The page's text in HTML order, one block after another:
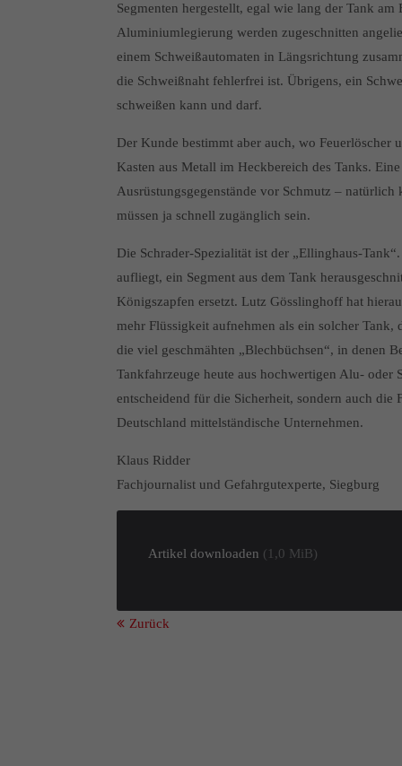
Segmenten hergestellt, egal wie lang der Tank
Aluminiumlegierung werden zugeschnitten
einem Schweißautomaten in Längsrichtung
die Schweißnaht fehlerfrei ist. Übrigens, ein
schweißen kann und darf.
Der Kunde bestimmt aber auch, wo Feuerlöscher
Kasten aus Metall im Heckbereich des Tanks.
Ausrüstungsgegenstände vor Schmutz –
müssen ja schnell zugänglich sein.
Die Schrader-Spezialität ist der „Ellinghaus-
aufliegt, ein Segment aus dem Tank
Königszapfen ersetzt. Lutz Gösslinghoff hat
mehr Flüssigkeit aufnehmen als ein solcher
die viel geschmähten „Blechbüchsen“, in denen
Tankfahrzeuge heute aus hochwertigen Alu-
entscheidend für die Sicherheit, sondern auch die
Deutschland mittelständische Unternehmen.
Klaus Ridder
Fachjournalist und Gefahrgutexperte, Siegburg
Artikel downloaden (1,0 MiB)
Zurück